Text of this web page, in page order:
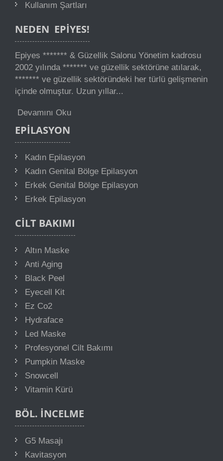
Kullanım Şartları
NEDEN EPIYES!
Epiyes ******* & Güzellik Salonu Yönetim kadrosu
2002 yılında ******* ve güzellik sektörüne atılarak,
******* ve güzellik sektöründeki her türlü gelişmenin
içinde olmuştur. Uzun yıllar...
Devamını Oku
EPILASYON
Kadın Epilasyon
Kadın Genital Bölge Epilasyon
Erkek Genital Bölge Epilasyon
Erkek Epilasyon
CILT BAKIMI
Altın Maske
Anti Aging
Black Peel
Eyecell Kit
Ez Co2
Hydraface
Led Maske
Profesyonel Cilt Bakımı
Pumpkin Maske
Snowcell
Vitamin Kürü
BÖL. İNCELME
G5 Masajı
Kavitasyon